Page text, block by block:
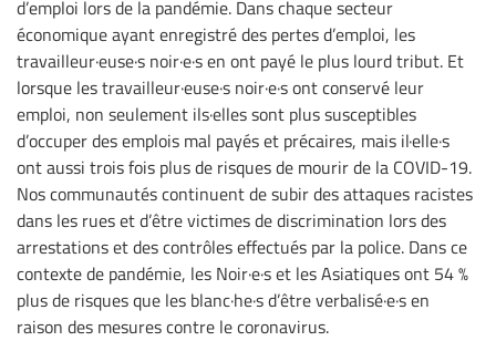
d’emploi lors de la pandémie. Dans chaque secteur
économique ayant enregistré des pertes d’emploi, les
travailleur·euse·s noir·e·s en ont payé le plus lourd tribut. Et
lorsque les travailleur·euse·s noir·e·s ont conservé leur
emploi, non seulement ils·elles sont plus susceptibles
d’occuper des emplois mal payés et précaires, mais il·elle·s
ont aussi trois fois plus de risques de mourir de la COVID-19.
Nos communautés continuent de subir des attaques racistes
dans les rues et d’être victimes de discrimination lors des
arrestations et des contrôles effectués par la police. Dans ce
contexte de pandémie, les Noir·e·s et les Asiatiques ont 54 %
plus de risques que les blanc·he·s d’être verbalisé·e·s en
raison des mesures contre le coronavirus.